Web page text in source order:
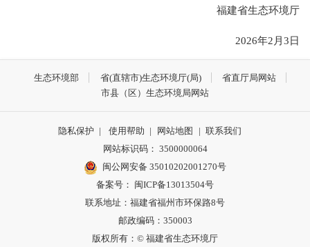
福建省生态环境厅
2026年2月3日
生态环境部 省(直辖市)生态环境厅(局)
省直厅局网站
市县（区）生态环境局网站
隐私保护 | 使用帮助 | 网站地图 | 联系我们
网站标识码： 3500000064
闽公网安备 35010202001270号
备案号： 闽ICP备13013504号
联系地址：福建省福州市环保路8号
邮政编码：350003
版权所有：© 福建省生态环境厅